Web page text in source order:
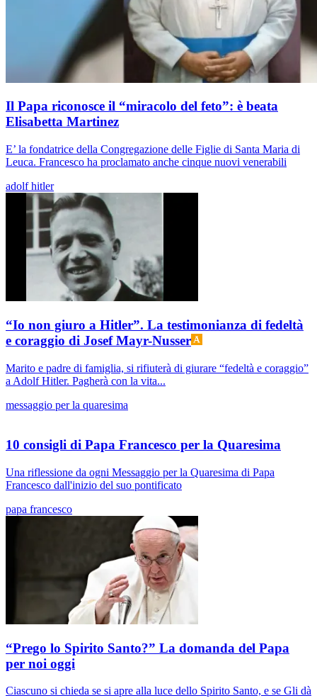
Il Papa riconosce il “miracolo del feto”: è beata
Elisabetta Martinez
E’ la fondatrice della Congregazione delle Figlie di Santa Maria di
Leuca. Francesco ha proclamato anche cinque nuovi venerabili
adolf hitler
“Io non giuro a Hitler”. La testimonianza di fedeltà
e coraggio di Josef Mayr-Nusser
Marito e padre di famiglia, si rifiuterà di giurare “fedeltà e coraggio”
a Adolf Hitler. Pagherà con la vita...
messaggio per la quaresima
10 consigli di Papa Francesco per la Quaresima
Una riflessione da ogni Messaggio per la Quaresima di Papa
Francesco dall'inizio del suo pontificato
papa francesco
“Prego lo Spirito Santo?” La domanda del Papa
per noi oggi
Ciascuno si chieda se si apre alla luce dello Spirito Santo, e se Gli dà